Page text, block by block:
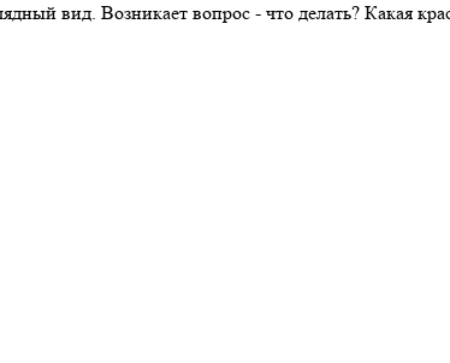
вид. Возникает вопрос - что делать? Какая